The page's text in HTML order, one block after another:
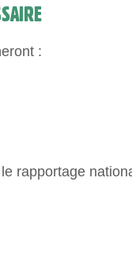
:
rapportage